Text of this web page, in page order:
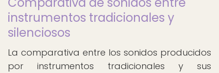
instrumentos tradicionales y
silenciosos
La comparativa entre los sonidos producidos
por instrumentos tradicionales y sus